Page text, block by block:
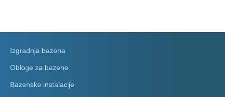
Izgradnja bazena
Obloge za bazene
Bazenske instalacije